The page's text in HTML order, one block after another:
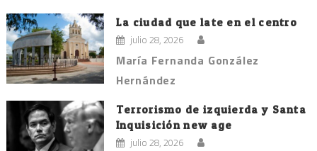
La ciudad que late en el centro
julio 28, 2026
María Fernanda González
Hernández
Terrorismo de izquierda y Santa
Inquisición new age
julio 28, 2026